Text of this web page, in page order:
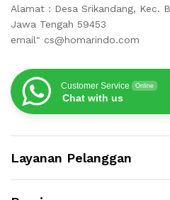
Alamat : Desa Srikandang, Kec.
Jawa Tengah 59453
email" cs@homarindo.com
Customer Service Online
Chat with us
Layanan Pelanggan